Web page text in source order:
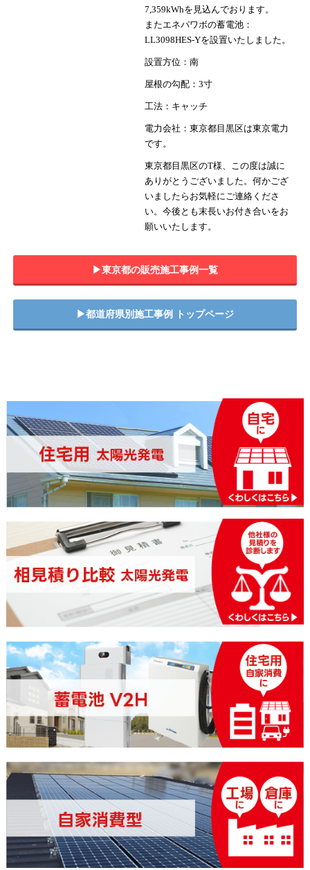
7,359kWhを見込んでおります。
またエネパワボの蓄電池：
LL3098HES-Yを設置いたしました。
設置方位：南
屋根の勾配：3寸
工法：キャッチ
電力会社：東京都目黒区は東京電力
です。
東京都目黒区のT様、この度は誠に
ありがとうございました。何かござ
いましたらお気軽にご連絡くださ
い。今後とも末長いお付き合いをお
願いいたします。
▶︎東京都の販売施工事例一覧
▶︎都道府県別施工事例 トップページ